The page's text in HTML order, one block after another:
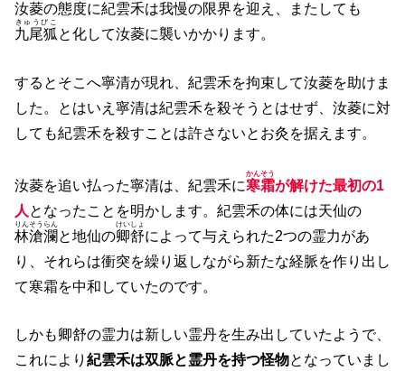
汝菱の態度に紀雲禾は我慢の限界を迎え、またしても
九尾狐
きゅうびこ
と化して汝菱に襲いかかります。
するとそこへ寧清が現れ、紀雲禾を拘束して汝菱を助けま
した。とはいえ寧清は紀雲禾を殺そうとはせず、汝菱に対
しても紀雲禾を殺すことは許さないとお灸を据えます。
汝菱を追い払った寧清は、紀雲禾に寒霜
かんそう
が解けた最初の1
人 となったことを明かします。紀雲禾の体には天仙の
林滄瀾
りんそうらん
と地仙の卿舒
けいしょ
によって与えられた2つの霊力があ
り、それらは衝突を繰り返しながら新たな経脈を作り出し
て寒霜を中和していたのです。
しかも卿舒の霊力は新しい霊丹を生み出していたようで、
これにより 紀雲禾は双脈と霊丹を持つ怪物となっていまし